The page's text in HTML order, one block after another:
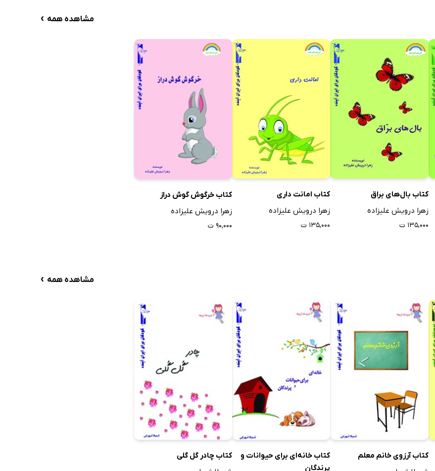
مشاهده همه ›
کتاب بال‌های براق
زهرا درویش علیزاده
۱۳۵,۰۰۰ ت
کتاب امانت داری
زهرا درویش علیزاده
۱۳۵,۰۰۰ ت
کتاب خرگوش گوش دراز
زهرا درویش علیزاده
۹۰,۰۰۰ ت
مشاهده همه ›
کتاب آرزوی خانم معلم
کتاب خانه‌ای برای حیوانات و
پرندگان
کتاب چادر گل گلی